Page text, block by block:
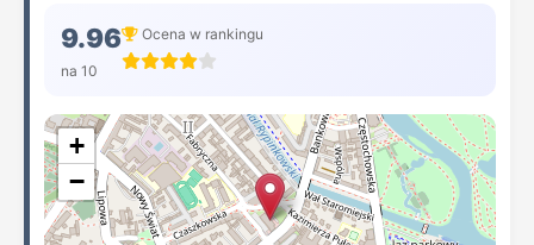
9.96
na 10
Ocena w rankingu
+
−